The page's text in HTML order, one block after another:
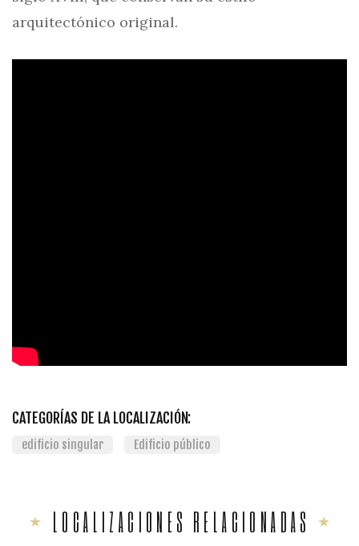
arquitectónico original.
CATEGORÍAS DE LA LOCALIZACIÓN:
edificio singular Edificio público
LOCALIZACIONES RELACIONADAS